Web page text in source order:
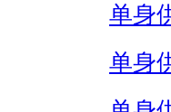
单身
单身